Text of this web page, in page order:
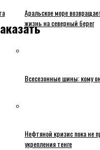
Аральское море
жизнь на северный берег
Всесезонные шины: кому
Нефтяной кризис пока не
укрепления тенге